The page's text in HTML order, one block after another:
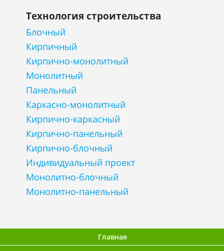
Технология строительства
Блочный
Кирпичный
Кирпично-монолитный
Монолитный
Панельный
Каркасно-монолитный
Кирпично-каркасный
Кирпично-панельный
Кирпично-блочный
Индивидуальный проект
Монолитно-блочный
Монолитно-панельный
Главная